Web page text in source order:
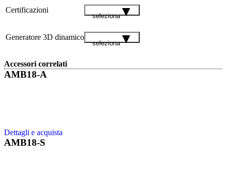
Certificazioni
seleziona
Generatore 3D dinamico
seleziona
Accessori correlati
AMB18-A
Dettagli e acquista
AMB18-S